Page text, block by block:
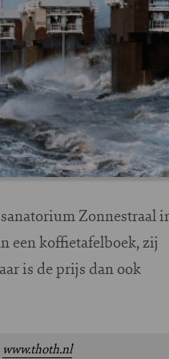
Zonnestraal
een koffietafelboek, zij
is de prijs dan ook
www.thoth.nl